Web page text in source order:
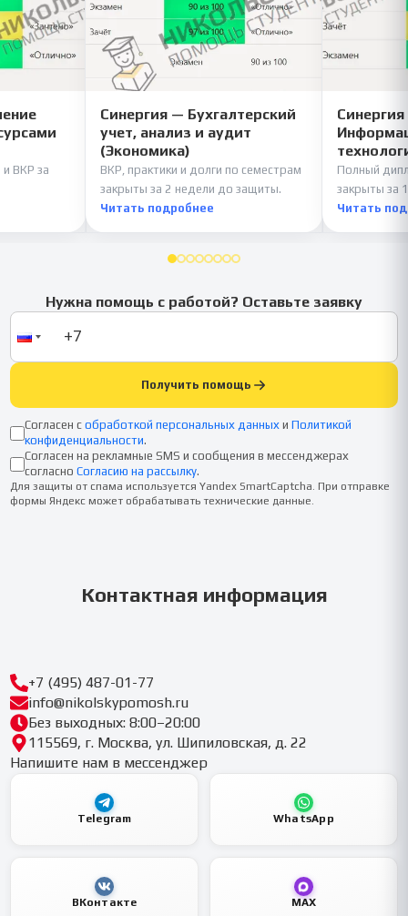
и ВКР за
Синергия — Бухгалтерский
учет, анализ и аудит
(Экономика)
ВКР, практики и долги по семестрам
закрыты за 2 недели до защиты.
Читать подробнее
Полный
закрыты за
Читать
Нужна помощь с работой? Оставьте заявку
Получить помощь
Согласен с обработкой персональных данных и Политикой
конфиденциальности.
Согласен на рекламные SMS и сообщения в мессенджерах
согласно Согласию на рассылку.
Для защиты от спама используется Yandex SmartCaptcha. При отправке
формы Яндекс может обрабатывать технические данные.
Контактная информация
+7 (495) 487-01-77
info@nikolskypomosh.ru
Без выходных: 8:00–20:00
115569, г. Москва, ул. Шипиловская, д. 22
Напишите нам в мессенджер
Telegram WhatsApp
ВКонтакте MAX